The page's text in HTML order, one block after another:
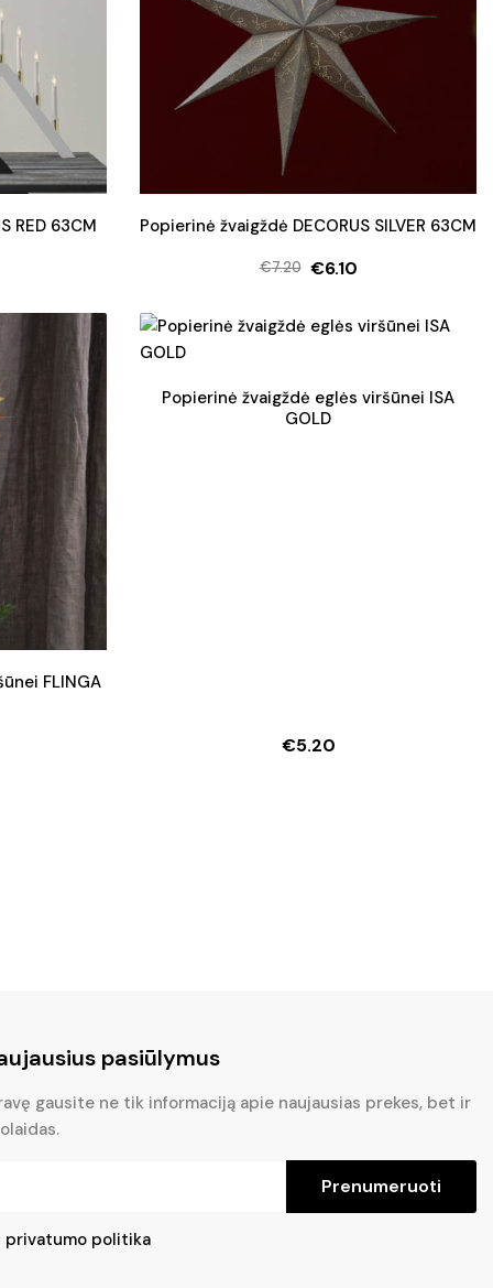
RED 63CM Popierinė žvaigždė DECORUS SILVER 63CM
€7.20
Original
was:
€6.10
Current
is:
FLINGA
Popierinė žvaigždė eglės viršūnei ISA
GOLD
€5.20
pasiūlymus
gausite ne tik informaciją apie naujausias prekes, bet ir
Prenumeruoti
privatumo politika